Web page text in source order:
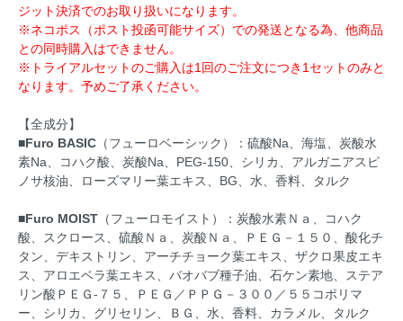
ジット決済でのお取り扱いになります。
※ネコポス（ポスト投函可能サイズ）での発送となる為、他商品
との同時購入はできません。
※トライアルセットのご購入は1回のご注文につき1セットのみと
なります。予めご了承ください。
【全成分】
■Furo BASIC （フューロベーシック）：硫酸Na、海塩、炭酸水
素Na、コハク酸、炭酸Na、PEG-150、シリカ、アルガニアスピ
ノサ核油、ローズマリー葉エキス、BG、水、香料、タルク
■Furo MOIST （フューロモイスト）：炭酸水素Ｎａ、コハク
酸、スクロース、硫酸Ｎａ、炭酸Ｎａ、ＰＥＧ－１５０、酸化チ
タン、デキストリン、アーチチョーク葉エキス、ザクロ果皮エキ
ス、アロエベラ葉エキス、バオバブ種子油、石ケン素地、ステア
リン酸ＰＥＧ-７５、ＰＥＧ／ＰＰＧ－３００／５５コポリマ
ー、シリカ、グリセリン、ＢＧ、水、香料、カラメル、タルク